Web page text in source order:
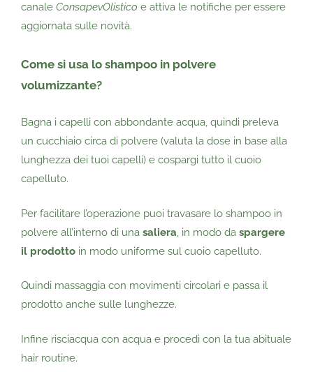
canale ConsapevOlistico e attiva le notifiche per essere
aggiornata sulle novità.
Come si usa lo shampoo in polvere
volumizzante?
Bagna i capelli con abbondante acqua, quindi preleva
un cucchiaio circa di polvere (valuta la dose in base alla
lunghezza dei tuoi capelli) e cospargi tutto il cuoio
capelluto.
Per facilitare l’operazione puoi travasare lo shampoo in
polvere all’interno di una saliera , in modo da spargere
il prodotto in modo uniforme sul cuoio capelluto.
Quindi massaggia con movimenti circolari e passa il
prodotto anche sulle lunghezze.
Infine risciacqua con acqua e procedi con la tua abituale
hair routine.